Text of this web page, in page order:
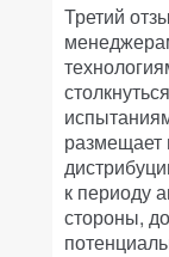
Третий
размещает
к периоду
стороны,